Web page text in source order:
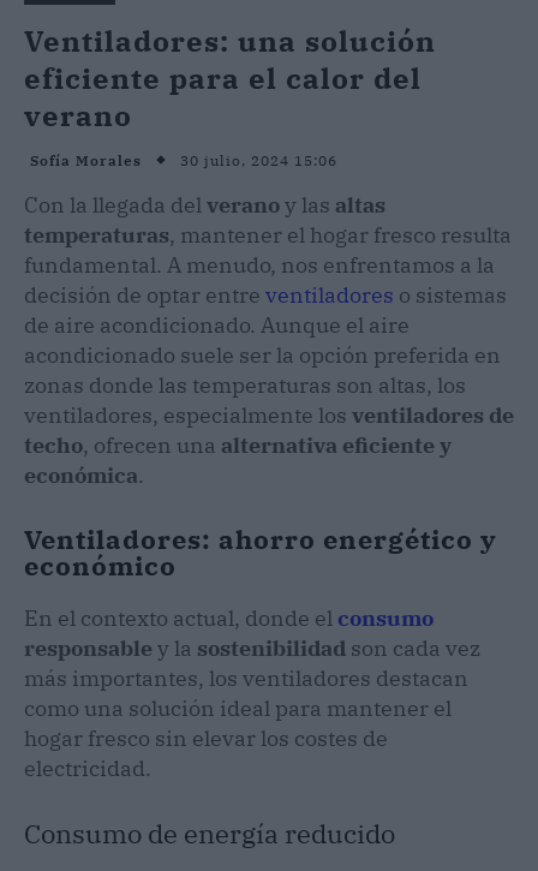
Ventiladores: una solución
eficiente para el calor del
verano
Sofía Morales 30 julio, 2024 15:06
Con la llegada delveranoy las altas
temperaturas, mantener el hogar fresco resulta
fundamental. A menudo, nos enfrentamos a la
decisión de optar entre ventiladores o sistemas
de aire acondicionado. Aunque el aire
acondicionado suele ser la opción preferida en
zonas donde las temperaturas son altas, los
ventiladores, especialmente los ventiladores de
techo, ofrecen una alternativa eficiente y
económica.
Ventiladores: ahorro energético y
económico
En el contexto actual, donde el consumo
responsabley la sostenibilidad son cada vez
más importantes, los ventiladores destacan
como una solución ideal para mantener el
hogar fresco sin elevar los costes de
electricidad.
Consumo de energía reducido